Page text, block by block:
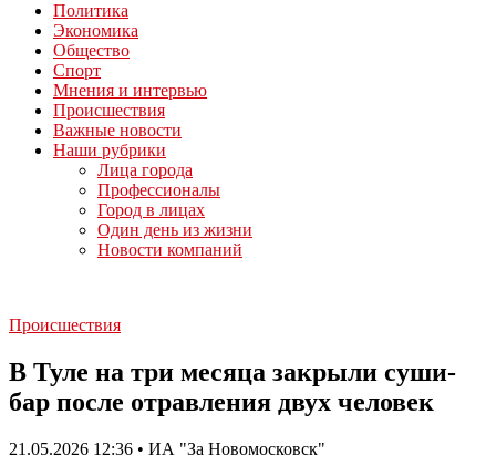
Политика
Экономика
Общество
Спорт
Мнения и интервью
Происшествия
Важные новости
Наши рубрики
Лица города
Профессионалы
Город в лицах
Один день из жизни
Новости компаний
Происшествия
В Туле на три месяца закрыли суши-
бар после отравления двух человек
21.05.2026 12:36 • ИА "За Новомосковск"